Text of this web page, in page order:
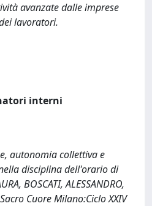
avanzate dalle imprese
lavoratori.
interni
autonomia collettiva e
disciplina dell'orario di
BOSCATI, ALESSANDRO,
Cuore Milano:Ciclo XXIV